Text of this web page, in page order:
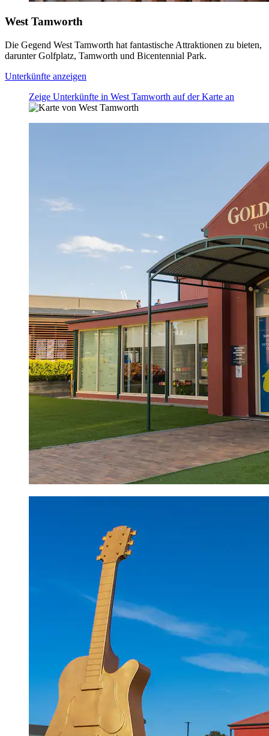
West Tamworth
Die Gegend West Tamworth hat fantastische Attraktionen zu bieten,
darunter Golfplatz, Tamworth und Bicentennial Park.
Unterkünfte anzeigen
Zeige Unterkünfte in West Tamworth auf der Karte an